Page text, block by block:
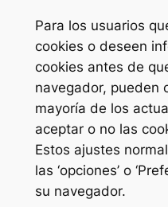
Para los usuarios
cookies o deseen
cookies antes de
navegador, pueden
mayoría de los
aceptar o no las
Estos ajustes
las ‘opciones’ o
su navegador.